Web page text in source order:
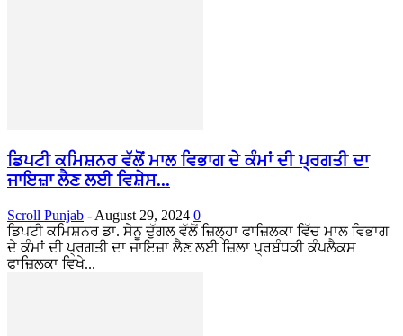
ਡਿਪਟੀ ਕਮਿਸ਼ਨਰ ਵੱਲੋਂ ਮਾਲ ਵਿਭਾਗ ਦੇ ਕੰਮਾਂ ਦੀ ਪ੍ਰਗਤੀ ਦਾ
ਜਾਇਜ਼ਾ ਲੈਣ ਲਈ ਵਿਸ਼ੇਸ...
Scroll Punjab - August 29, 2024 0
ਡਿਪਟੀ ਕਮਿਸ਼ਨਰ ਡਾ. ਸੇਨੂ ਦੁੱਗਲ ਵੱਲੋਂ ਜ਼ਿਲ੍ਹਾ ਫਾਜ਼ਿਲਕਾ ਵਿੱਚ ਮਾਲ ਵਿਭਾਗ
ਦੇ ਕੰਮਾਂ ਦੀ ਪ੍ਰਗਤੀ ਦਾ ਜਾਇਜ਼ਾ ਲੈਣ ਲਈ ਜ਼ਿਲਾ ਪ੍ਰਬੰਧਕੀ ਕੰਪਲੈਕਸ
ਫਾਜ਼ਿਲਕਾ ਵਿਖੇ...